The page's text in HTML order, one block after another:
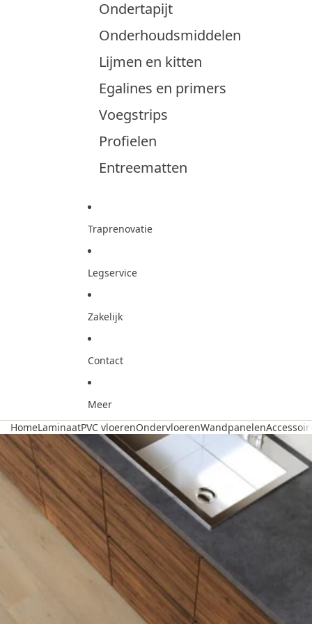
Ondertapijt
Onderhoudsmiddelen
Lijmen en kitten
Egalines en primers
Voegstrips
Profielen
Entreematten
Traprenovatie
Legservice
Zakelijk
Contact
Meer
HomeLaminaatPVC vloerenOndervloerenWandpanelen
Ga direct naar de productinformatie